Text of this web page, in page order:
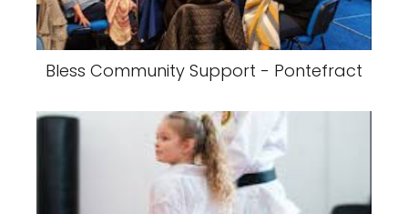
Bless Community Support - Pontefract